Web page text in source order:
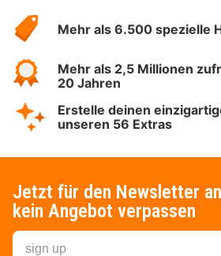
Hotelspecials
Mehr als 6.500 spezielle
Mehr als 2,5 Millionen
20 Jahren
Erstelle deinen
unseren 56 Extras
Jetzt für den Newsletter
kein Angebot verpassen